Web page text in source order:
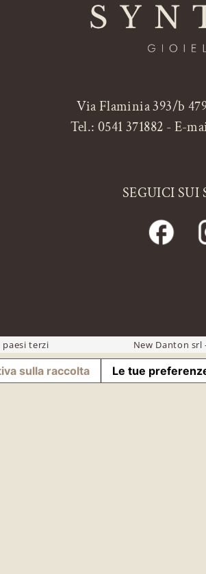
Via Flaminia 393/b
Tel.: 0541 371882 - E-
SEGUICI SUI
terzi New Danton srl
sulla raccolta Le tue